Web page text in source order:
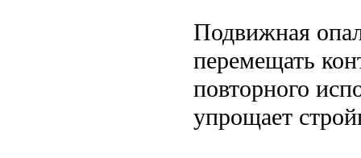
Подвижная
перемещать
повторного
упрощает